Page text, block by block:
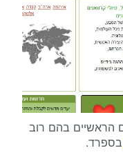
הראשיים בהם רוב
בספרד.